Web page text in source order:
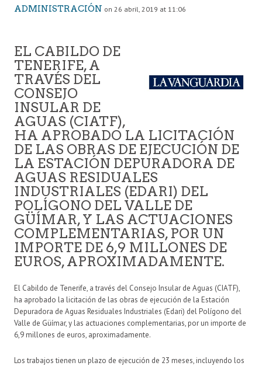
ADMINISTRACIÓN on 26 abril, 2019 at 11:06
EL CABILDO DE
TENERIFE, A
TRAVÉS DEL
CONSEJO
INSULAR DE
AGUAS (CIATF),
HA APROBADO LA LICITACIÓN
DE LAS OBRAS DE EJECUCIÓN DE
LA ESTACIÓN DEPURADORA DE
AGUAS RESIDUALES
INDUSTRIALES (EDARI) DEL
POLÍGONO DEL VALLE DE
GÜÍMAR, Y LAS ACTUACIONES
COMPLEMENTARIAS, POR UN
IMPORTE DE 6,9 MILLONES DE
EUROS, APROXIMADAMENTE.
El Cabildo de Tenerife, a través del Consejo Insular de Aguas (CIATF),
ha aprobado la licitación de las obras de ejecución de la Estación
Depuradora de Aguas Residuales Industriales (Edari) del Polígono del
Valle de Güímar, y las actuaciones complementarias, por un importe de
6,9 millones de euros, aproximadamente.
Los trabajos tienen un plazo de ejecución de 23 meses, incluyendo los